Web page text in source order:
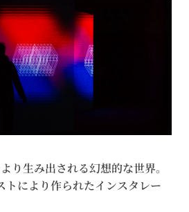
り生み出される幻想的な世界。
トにより作られたインスタレー